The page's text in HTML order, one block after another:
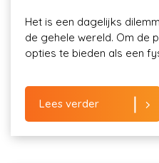
Het is een dagelijks
de gehele wereld. Om de
opties te bieden als een
Lees verder